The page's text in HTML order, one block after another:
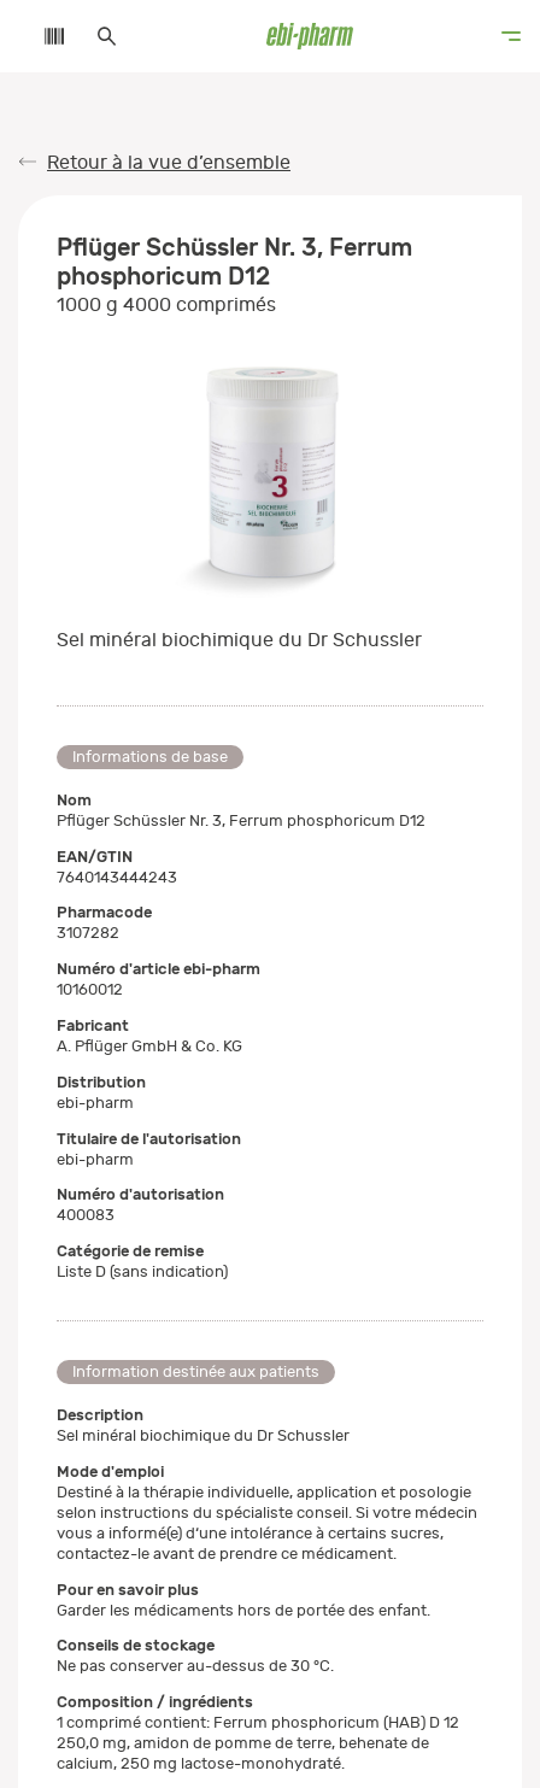
Retour à la vue d’ensemble
Pflüger Schüssler Nr. 3, Ferrum
phosphoricum D12
1000 g 4000 comprimés
Sel minéral biochimique du Dr Schussler
Informations de base
Nom
Pflüger Schüssler Nr. 3, Ferrum phosphoricum D12
EAN/GTIN
7640143444243
Pharmacode
3107282
Numéro d'article ebi-pharm
10160012
Fabricant
A. Pflüger GmbH & Co. KG
Distribution
ebi-pharm
Titulaire de l'autorisation
ebi-pharm
Numéro d'autorisation
400083
Catégorie de remise
Liste D (sans indication)
Information destinée aux patients
Description
Sel minéral biochimique du Dr Schussler
Mode d'emploi
Destiné à la thérapie individuelle, application et posologie
selon instructions du spécialiste conseil. Si votre médecin
vous a informé(e) d‘une intolérance à certains sucres,
contactez-le avant de prendre ce médicament.
Pour en savoir plus
Garder les médicaments hors de portée des enfant.
Conseils de stockage
Ne pas conserver au-dessus de 30 °C.
Composition / ingrédients
1 comprimé contient: Ferrum phosphoricum (HAB) D 12
250,0 mg, amidon de pomme de terre, behenate de
calcium, 250 mg lactose-monohydraté.